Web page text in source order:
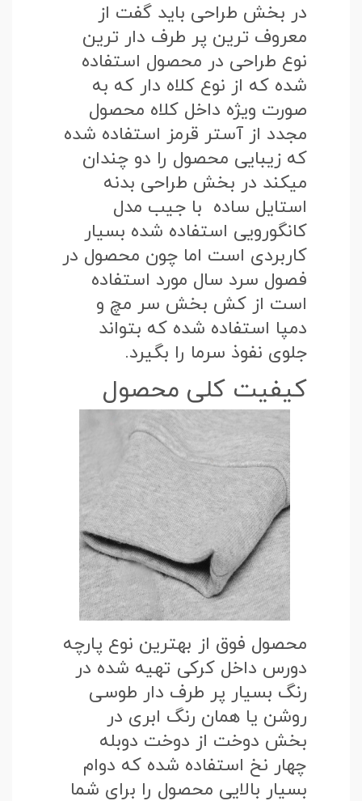
در بخش طراحی باید گفت از
معروف ترین پر طرف دار ترین
نوع طراحی در محصول استفاده
شده که از نوع کلاه دار که به
صورت ویژه داخل کلاه محصول
مجدد از آستر قرمز استفاده شده
که زیبایی محصول را دو چندان
میکند در بخش طراحی بدنه
استایل ساده با جیب مدل
کانگورویی استفاده شده بسیار
کاربردی است اما چون محصول در
فصول سرد سال مورد استفاده
است از کش بخش سر مچ و
دمپا استفاده شده که بتواند
جلوی نفوذ سرما را بگیرد.
کیفیت کلی محصول
محصول فوق از بهترین نوع پارچه
دورس داخل کرکی تهیه شده در
رنگ بسیار پر طرف دار طوسی
روشن یا همان رنگ ابری در
بخش دوخت از دوخت دوبله
چهار نخ استفاده شده که دوام
بسیار بالایی محصول را برای شما